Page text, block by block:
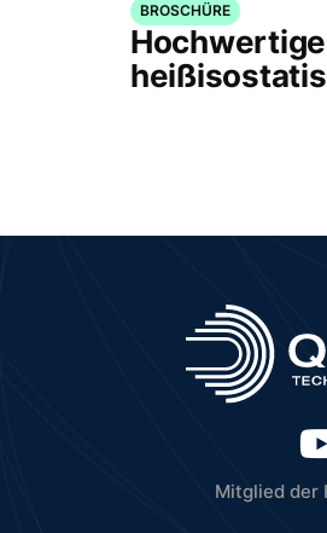
BROSCHÜRE
Mitglied der